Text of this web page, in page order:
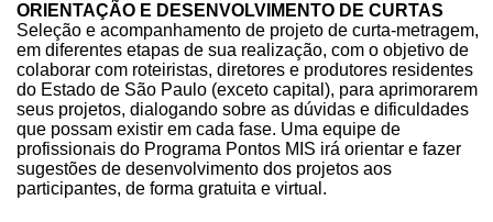
ORIENTAÇÃO E DESENVOLVIMENTO DE CURTAS
Seleção e acompanhamento de projeto de curta-metragem,
em diferentes etapas de sua realização, com o objetivo de
colaborar com roteiristas, diretores e produtores residentes
do Estado de São Paulo (exceto capital), para aprimorarem
seus projetos, dialogando sobre as dúvidas e dificuldades
que possam existir em cada fase. Uma equipe de
profissionais do Programa Pontos MIS irá orientar e fazer
sugestões de desenvolvimento dos projetos aos
participantes, de forma gratuita e virtual.